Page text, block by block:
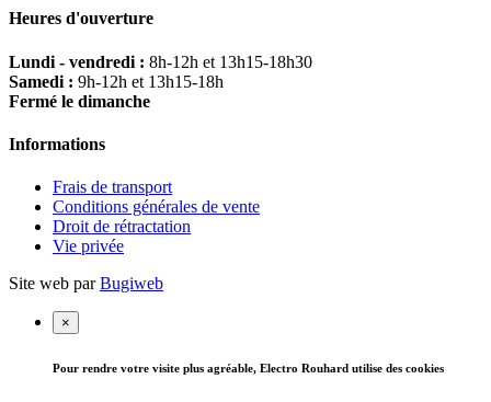
Heures d'ouverture
Lundi - vendredi : 8h-12h et 13h15-18h30
Samedi : 9h-12h et 13h15-18h
Fermé le dimanche
Informations
Frais de transport
Conditions générales de vente
Droit de rétractation
Vie privée
Site web parBugiweb
×
Pour rendre votre visite plus agréable, Electro Rouhard utilise des cookies